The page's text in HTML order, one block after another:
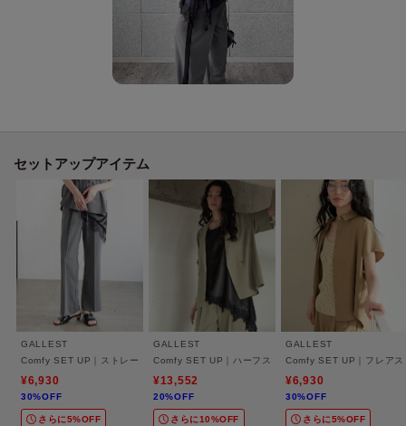
【26S／S Comfy SET UPシリーズ】
・イージーストレートワイドパンツ（商品番号：523－65009）
・ダブルブレストイージージャケット（商品番号：523－45008）
・フレアスリーブブラウス（商品番号：523-85009）
・ハーフスリーブジャケット（商品番号：523－45022）
・サファリシャツ（商品番号：523－85041）
・スキッパーワンピース（商品番号：523－55024）
チャコールグレー(313)、チャコールグレー(613)は生産時期の違いにより色味
が若干異なります。
い。
セットアップアイテム
GALLEST
Comfy SET UP｜ストレートフレアパンツ【セットアップ対応／通勤／カセット服／接
¥6,930
30%OFF
さらに5%OFF
GALLEST
Comfy SET UP｜ハーフスリーブジャケット【セットア
¥13,552
20%OFF
さらに10%OFF
GALLEST
Comfy SET UP｜フレアス
¥6,930
30%OFF
さらに5%OFF